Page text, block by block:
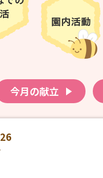
今月の献立